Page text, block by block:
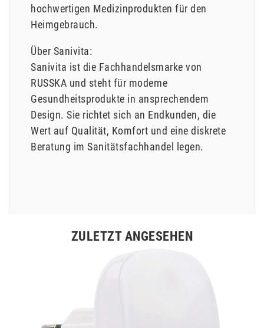
hochwertigen Medizinprodukten für den
Heimgebrauch.
Über Sanivita:
Sanivita ist die Fachhandelsmarke von
RUSSKA und steht für moderne
Gesundheitsprodukte in ansprechendem
Design. Sie richtet sich an Endkunden, die
Wert auf Qualität, Komfort und eine diskrete
Beratung im Sanitätsfachhandel legen.
ZULETZT ANGESEHEN